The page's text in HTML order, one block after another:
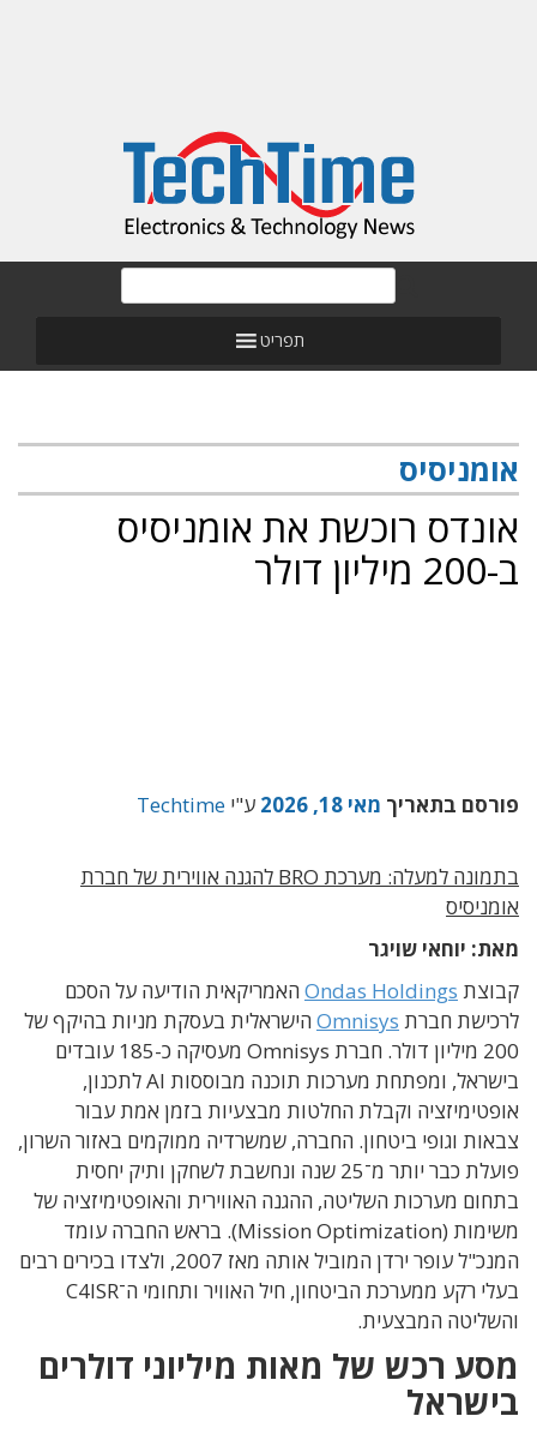
תפריט
אומניסיס
אונדס רוכשת את אומניסיס
ב-200 מיליון דולר
פורסם בתאריך מאי 18, 2026 ע"י Techtime
בתמונה למעלה: מערכת BRO להגנה אווירית של חברת
אומניסיס
מאת: יוחאי שויגר
קבוצת Ondas Holdings האמריקאית הודיעה על הסכם
לרכישת חברת Omnisys הישראלית בעסקת מניות בהיקף של
200 מיליון דולר. חברת Omnisys מעסיקה כ-185 עובדים
בישראל, ומפתחת מערכות תוכנה מבוססות AI לתכנון,
אופטימיזציה וקבלת החלטות מבצעיות בזמן אמת עבור
צבאות וגופי ביטחון. החברה, שמשרדיה ממוקמים באזור השרון,
פועלת כבר יותר מ־25 שנה ונחשבת לשחקן ותיק יחסית
בתחום מערכות השליטה, ההגנה האווירית והאופטימיזציה של
משימות (Mission Optimization). בראש החברה עומד
המנכ"ל עופר ירדן המוביל אותה מאז 2007, ולצדו בכירים רבים
בעלי רקע ממערכת הביטחון, חיל האוויר ותחומי ה־C4ISR
והשליטה המבצעית.
מסע רכש של מאות מיליוני דולרים
בישראל